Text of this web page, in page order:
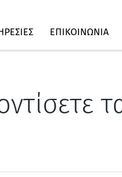
ΕΠΙΚΟΙΝΩΝΙΑ